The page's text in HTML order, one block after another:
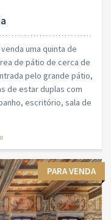
uma quinta de
de pátio de cerca de
pelo grande pátio,
de estar duplas com
escritório, sala de
PARA VENDA